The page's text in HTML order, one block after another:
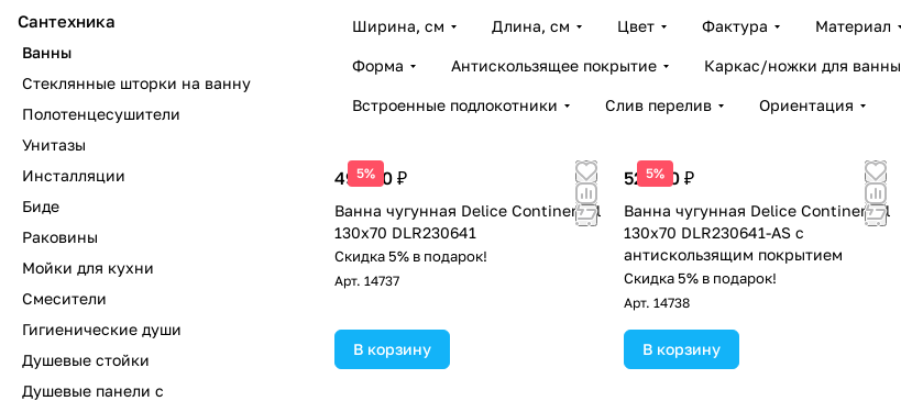
Ширина, см Длина, см Цвет Фактура Материал
Форма Антискользящее покрытие Каркас/ножки для ванны
Встроенные подлокотники Слив перелив Ориентация
5%
49 500 ₽
Ванна чугунная Delice Continental
130х70 DLR230641
Скидка 5% в подарок!
Арт. 14737
В корзину
5%
52 500 ₽
Ванна чугунная Delice Continental
130х70 DLR230641-AS с
антискользящим покрытием
Скидка 5% в подарок!
Арт. 14738
В корзину
Сантехника
Ванны
Стеклянные шторки на ванну
Полотенцесушители
Унитазы
Инсталляции
Биде
Раковины
Мойки для кухни
Смесители
Гигиенические души
Душевые стойки
Душевые панели с